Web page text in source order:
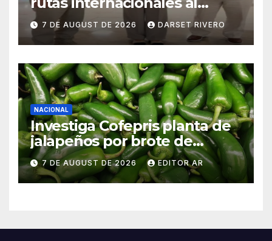
Aeropuerto de Tulum desde
Canadá y Estados Unidos
7 DE AUGUST DE 2026 DARSET RIVERO
NACIONAL
Investiga Cofepris planta de
jalapeños por brote de
salmonela en Estados Unidos
7 DE AUGUST DE 2026 EDITOR AR